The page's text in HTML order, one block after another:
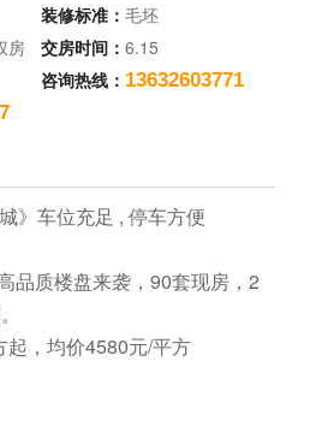
装修标准： 毛坯
房 交房时间： 6.15
咨询热线： 13632603771
》车位充足 , 停车方便
品质楼盘来袭，90套现房，2
，均价4580元/平方